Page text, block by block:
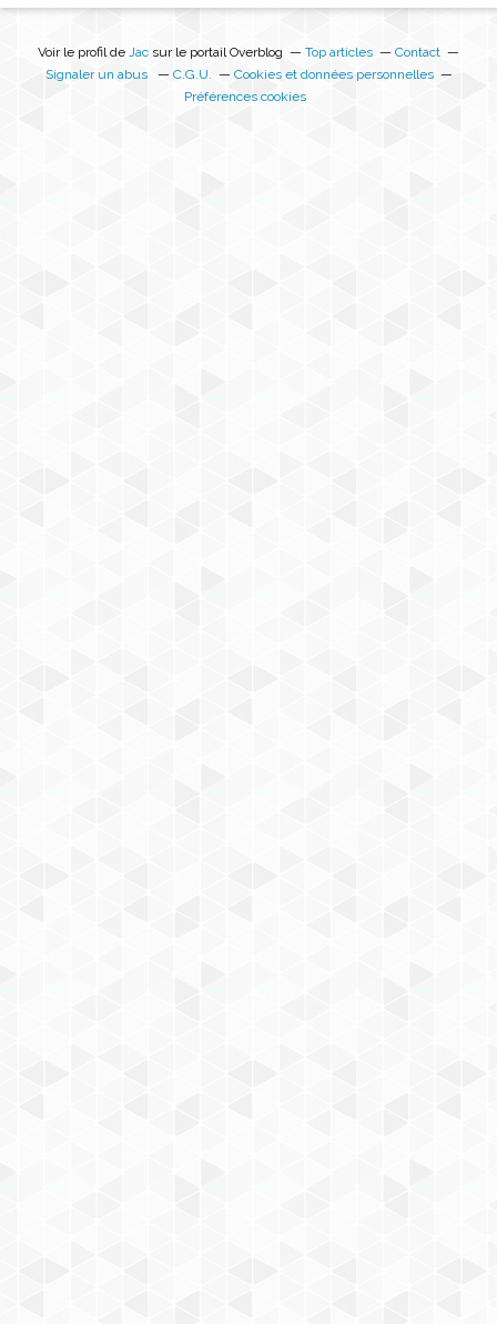
Voir le profil de Jac sur le portail Overblog Top articles
Contact
Signaler un abus
C.G.U.
Cookies et données personnelles
Préférences cookies